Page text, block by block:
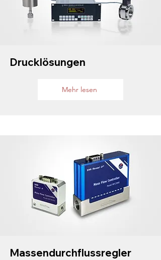
Drucklösungen
Mehr lesen
Massendurchflussregler